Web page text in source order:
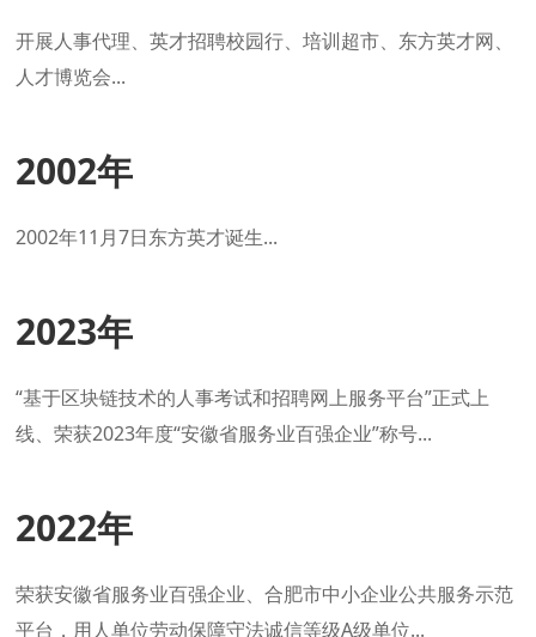
开展人事代理、英才招聘校园行、培训超市、东方英才网、
人才博览会...
2002年
2002年11月7日东方英才诞生...
2023年
“基于区块链技术的人事考试和招聘网上服务平台”正式上
线、荣获2023年度“安徽省服务业百强企业”称号...
2022年
荣获安徽省服务业百强企业、合肥市中小企业公共服务示范
平台，用人单位劳动保障守法诚信等级A级单位...